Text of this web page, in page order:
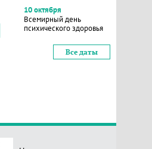
10 октября
Всемирный день
психического здоровья
Все даты